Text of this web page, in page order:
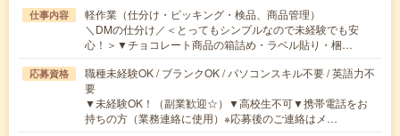
仕事内容
軽作業（仕分け・ピッキング・検品、商品管理）
＼DMの仕分け／＜とってもシンプルなので未経験でも安
心！＞▼チョコレート商品の箱詰め・ラベル貼り・梱…
応募資格
職種未経験OK / ブランクOK / パソコンスキル不要 / 英語力不
要
▼未経験OK！（副業歓迎☆）▼高校生不可▼携帯電話をお
持ちの方（業務連絡に使用）※応募後のご連絡はメ…